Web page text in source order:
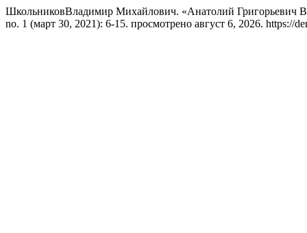
ШкольниковВладимир Михайлович. «Анатолий Григорьевич
no. 1 (март 30, 2021): 6-15. просмотрено август 6, 2026. https://